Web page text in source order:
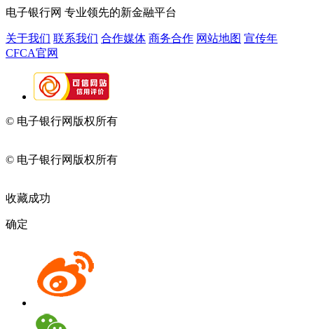
电子银行网 专业领先的新金融平台
关于我们 联系我们 合作媒体 商务合作 网站地图 宣传年
CFCA官网
© 电子银行网版权所有
© 电子银行网版权所有
收藏成功
确定